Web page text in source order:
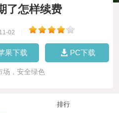
了怎样续费
02
果下载 PC下载
场，安全绿色
排行